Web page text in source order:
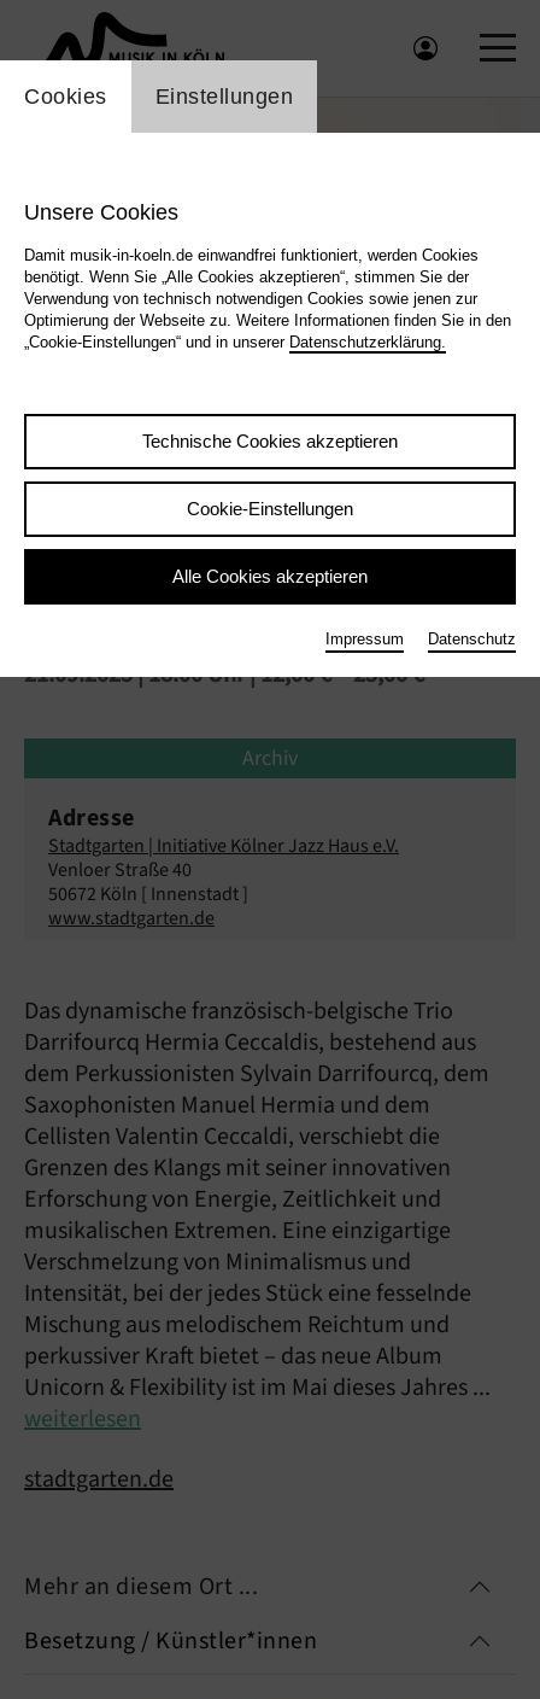
Einstellung Cookienbanner
Cookies Einstellungen
Unsere Cookies
Damit musik-in-koeln.de einwandfrei funktioniert, werden Cookies
benötigt. Wenn Sie „Alle Cookies akzeptieren“, stimmen Sie der
Verwendung von technisch notwendigen Cookies sowie jenen zur
Optimierung der Webseite zu. Weitere Informationen finden Sie in den
„Cookie-Einstellungen“ und in unserer Datenschutzerklärung.
Technische Cookies akzeptieren
Cookie-Einstellungen
Alle Cookies akzeptieren
Impressum Datenschutz
Darrifourcq Germia Ceccaldis © Artist |Darrifourcq Germia Ceccaldis © Artist
Zurück|Übersicht
Darrifourcq Hermia Ceccaldi
21.09.2025 | 18:00 Uhr| 12,00 € – 25,00 €
Archiv
Adresse
Stadtgarten | Initiative Kölner Jazz Haus e.V.
Venloer Straße 40
50672 Köln [ Innenstadt ]
www.stadtgarten.de
Das dynamische französisch-belgische Trio
Darrifourcq Hermia Ceccaldis, bestehend aus
dem Perkussionisten Sylvain Darrifourcq, dem
Saxophonisten Manuel Hermia und dem
Cellisten Valentin Ceccaldi, verschiebt die
Grenzen des Klangs mit seiner innovativen
Erforschung von Energie, Zeitlichkeit und
musikalischen Extremen. Eine einzigartige
Verschmelzung von Minimalismus und
Intensität, bei der jedes Stück eine fesselnde
Mischung aus melodischem Reichtum und
perkussiver Kraft bietet – das neue Album
Unicorn & Flexibility ist im Mai dieses Jahres ...
weiterlesen
stadtgarten.de
Mehr an diesem Ort ...
Besetzung / Künstler*innen